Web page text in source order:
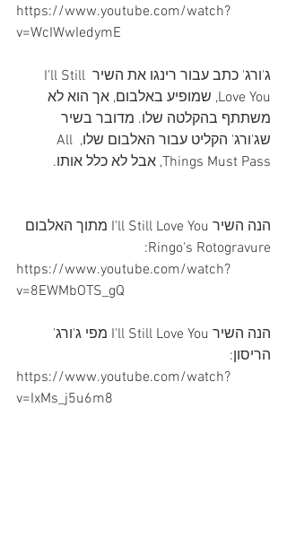
https://www.youtube.com/watch?
v=WcIWwIedymE
ג'ורג' כתב עבור רינגו את השיר I'll Still
Love You, שמופיע באלבום, אך הוא לא
משתתף בהקלטה שלו. מדובר בשיר
שג'ורג' הקליט עבור האלבום שלו, All
Things Must Pass, אבל לא כלל אותו.
הנה השיר I'll Still Love You מתוך האלבום
Ringo's Rotogravure:
https://www.youtube.com/watch?
v=8EWMbOTS_gQ
הנה השיר I'll Still Love You מפי ג'ורג'
הריסון:
https://www.youtube.com/watch?
v=IxMs_j5u6m8